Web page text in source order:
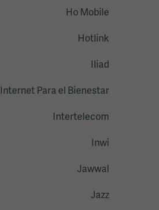
Ho Mobile
Hotlink
Iliad
Internet Para el Bienestar
Intertelecom
Inwi
Jawwal
Jazz